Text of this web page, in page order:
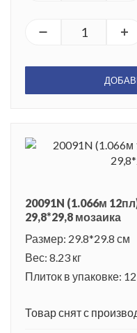
20091N (1.066м
29,8*29,8 мозаика
Размер: 29.8*29.8 см
Вес: 8.23 кг
Плиток в упаковке:
Товар снят с